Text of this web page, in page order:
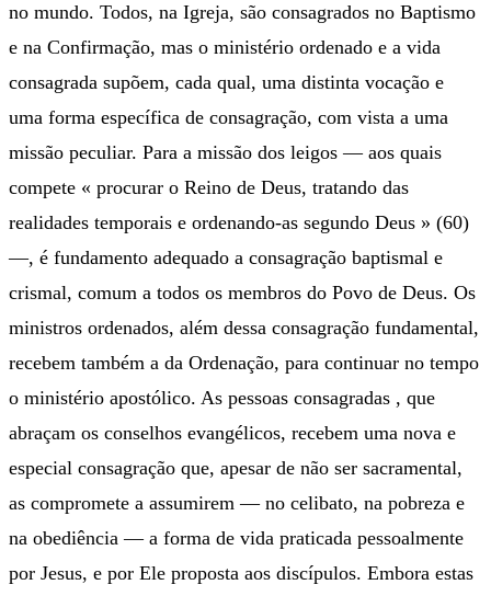
no mundo. Todos, na Igreja, são consagrados no Baptismo
e na Confirmação, mas o ministério ordenado e a vida
consagrada supõem, cada qual, uma distinta vocação e
uma forma específica de consagração, com vista a uma
missão peculiar. Para a missão dos leigos — aos quais
compete « procurar o Reino de Deus, tratando das
realidades temporais e ordenando-as segundo Deus » (60)
—, é fundamento adequado a consagração baptismal e
crismal, comum a todos os membros do Povo de Deus. Os
ministros ordenados, além dessa consagração fundamental,
recebem também a da Ordenação, para continuar no tempo
o ministério apostólico. As pessoas consagradas , que
abraçam os conselhos evangélicos, recebem uma nova e
especial consagração que, apesar de não ser sacramental,
as compromete a assumirem — no celibato, na pobreza e
na obediência — a forma de vida praticada pessoalmente
por Jesus, e por Ele proposta aos discípulos. Embora estas